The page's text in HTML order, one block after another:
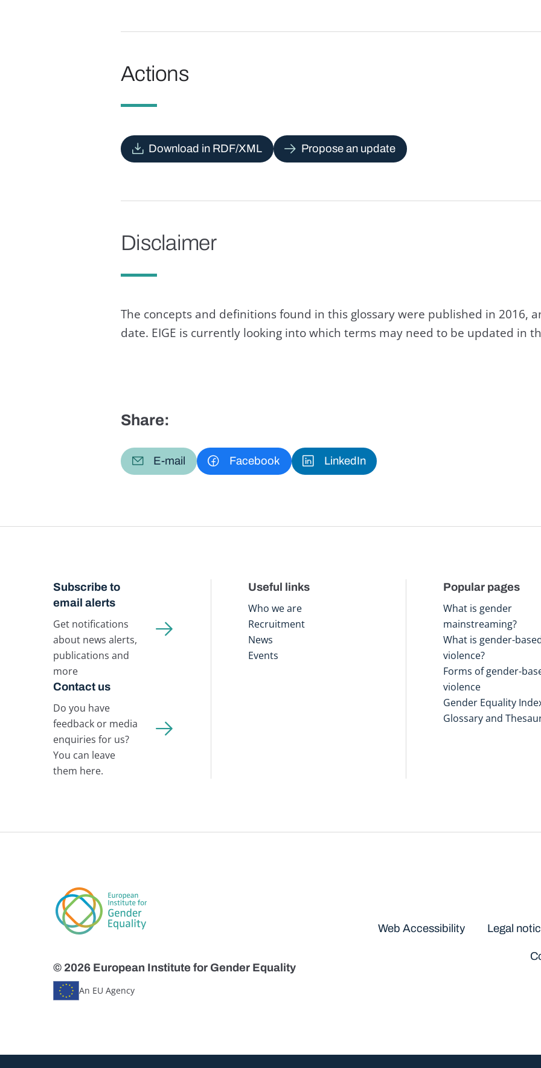
Actions
Download in RDF/XML Propose an update
Disclaimer
The concepts and definitions found in this glossary were published in 2016,
date. EIGE is currently looking into which terms may need to be updated in
Share:
E-mail Facebook LinkedIn
Subscribe to
email alerts
Get notifications
about news alerts,
publications and
more
Contact us
Do you have
feedback or media
enquiries for us?
You can leave
them here.
Useful links
Who we are
Recruitment
News
Events
Popular pages
What is gender
mainstreaming?
What is gender-
violence?
Forms of gender-
violence
Gender Equality
Glossary and
© 2026 European Institute for Gender Equality
An EU Agency
Web Accessibility Legal